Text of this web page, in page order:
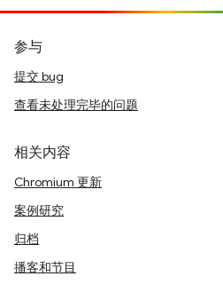
参与
提交 bug
查看未处理完毕的问题
相关内容
Chromium 更新
案例研究
归档
播客和节目